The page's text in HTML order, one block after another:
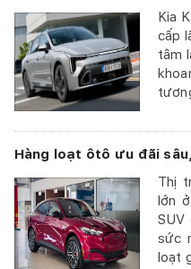
Kia
cấp
tâm
Hàng loạt ôtô ưu đãi
Thị
lớn
SUV
sức
loạt